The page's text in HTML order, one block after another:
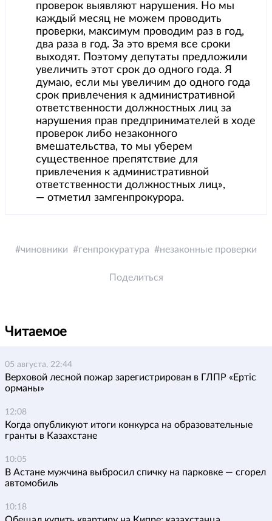
проверок выявляют нарушения. Но мы
каждый месяц не можем проводить
проверки, максимум проводим раз в год,
два раза в год. За это время все сроки
выходят. Поэтому депутаты предложили
увеличить этот срок до одного года. Я
думаю, если мы увеличим до одного года
срок привлечения к административной
ответственности должностных лиц за
нарушения прав предпринимателей в ходе
проверок либо незаконного
вмешательства, то мы уберем
существенное препятствие для
привлечения к административной
ответственности должностных лиц»,
— отметил замгенпрокурора.
чиновники генпрокуратура незаконные проверки
Поделиться
Читаемое
05 августа, 22:44
Верховой лесной пожар зарегистрирован в ГЛПР «Ертіс
орманы»
12:08
Когда опубликуют итоги конкурса на образовательные
гранты в Казахстане
10:05
В Астане мужчина выбросил спичку на парковке — сгорел
автомобиль
10:18